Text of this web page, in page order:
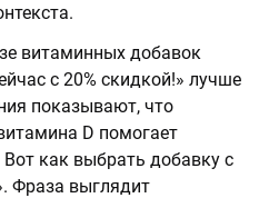
витаминных добавок
с 20% скидкой!» лучше
показывают, что
D помогает
как выбрать добавку с
Фраза выглядит